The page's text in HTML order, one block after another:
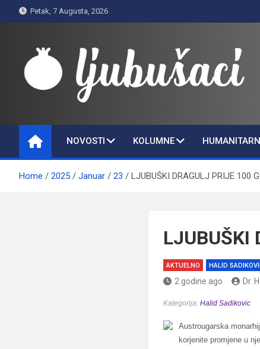
to
Petak, 7 Augusta, 2026
Ljubušaci
NOVOSTI KOLUMNE
Home 2025 Januar 23 LJUBUŠKI DRAGULJ PRIJE 100
LJUBUŠKI
AKTUELNO HALID
2 godine ago Dr.
Kategorija:Halid Sadikovic
Austrougarska
korjenite promjene u